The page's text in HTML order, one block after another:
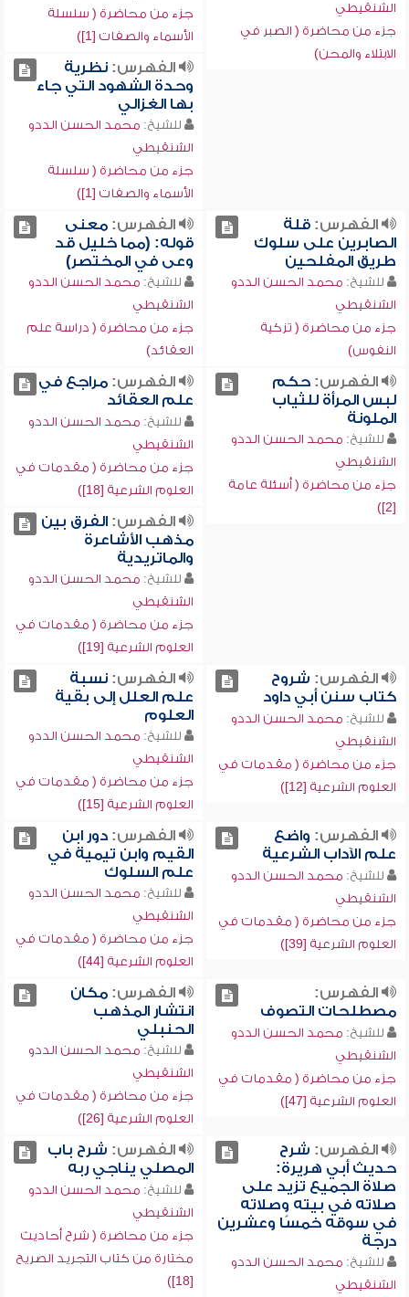
الشنقيطي
جزء من محاضرة ( الصبر في
الابتلاء والمحن)
جزء من محاضرة ( سلسلة
الأسماء والصفات [1])
الفهرس:نظرية
وحدة الشهود التي جاء
بها الغزالي
للشيخ: محمد الحسن الددو
الشنقيطي
جزء من محاضرة ( سلسلة
الأسماء والصفات [1])
الفهرس:قلة
الصابرين على سلوك
طريق المفلحين
للشيخ: محمد الحسن الددو
الشنقيطي
جزء من محاضرة ( تزكية
النفوس)
الفهرس:معنى
قوله: (مما خليل قد
وعى في المختصر)
للشيخ: محمد الحسن الددو
الشنقيطي
جزء من محاضرة ( دراسة علم
العقائد)
الفهرس:حكم
لبس المرأة للثياب
الملونة
للشيخ: محمد الحسن الددو
الشنقيطي
جزء من محاضرة ( أسئلة عامة
[2])
الفهرس:مراجع في
علم العقائد
للشيخ: محمد الحسن الددو
الشنقيطي
جزء من محاضرة ( مقدمات في
العلوم الشرعية [18])
الفهرس:الفرق بين
مذهب الأشاعرة
والماتريدية
للشيخ: محمد الحسن الددو
الشنقيطي
جزء من محاضرة ( مقدمات في
العلوم الشرعية [19])
الفهرس: شروح
كتاب سنن أبي داود
للشيخ: محمد الحسن الددو
الشنقيطي
جزء من محاضرة ( مقدمات في
العلوم الشرعية [12])
الفهرس:نسبة
علم العلل إلى بقية
العلوم
للشيخ: محمد الحسن الددو
الشنقيطي
جزء من محاضرة ( مقدمات في
العلوم الشرعية [15])
الفهرس: واضع
علم الآداب الشرعية
للشيخ: محمد الحسن الددو
الشنقيطي
جزء من محاضرة ( مقدمات في
العلوم الشرعية [39])
الفهرس:دور ابن
القيم وابن تيمية في
علم السلوك
للشيخ: محمد الحسن الددو
الشنقيطي
جزء من محاضرة ( مقدمات في
العلوم الشرعية [44])
الفهرس:
مصطلحات التصوف
للشيخ: محمد الحسن الددو
الشنقيطي
جزء من محاضرة ( مقدمات في
العلوم الشرعية [47])
الفهرس:مكان
انتشار المذهب
الحنبلي
للشيخ: محمد الحسن الددو
الشنقيطي
جزء من محاضرة ( مقدمات في
العلوم الشرعية [26])
الفهرس: شرح
حديث أبي هريرة:
صلاة الجميع تزيد على
صلاته في بيته وصلاته
في سوقه خمسًا وعشرين
درجة
للشيخ: محمد الحسن الددو
الشنقيطي
الفهرس: شرح باب
المصلي يناجي ربه
للشيخ: محمد الحسن الددو
الشنقيطي
جزء من محاضرة ( شرح أحاديث
مختارة من كتاب التجريد الصريح
[18])